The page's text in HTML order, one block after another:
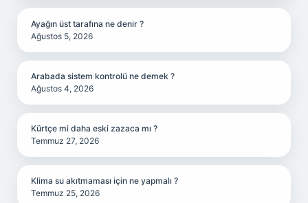
Ayağın üst tarafına ne denir ?
Ağustos 5, 2026
Arabada sistem kontrolü ne demek ?
Ağustos 4, 2026
Kürtçe mi daha eski zazaca mı ?
Temmuz 27, 2026
Klima su akıtmaması için ne yapmalı ?
Temmuz 25, 2026